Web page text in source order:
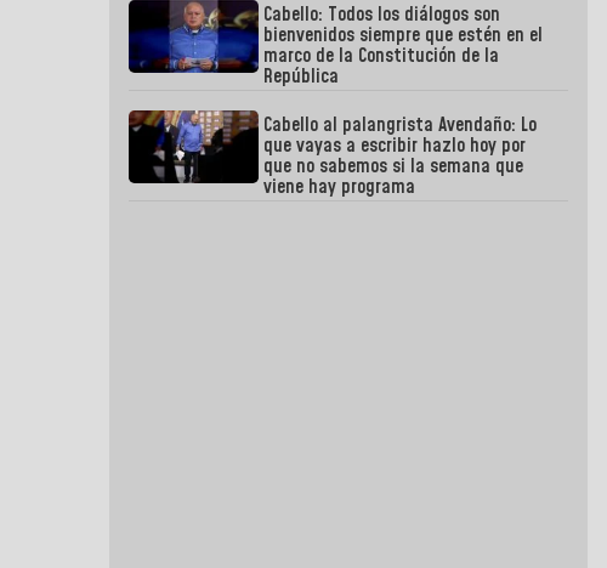
Cabello: Todos los diálogos son
bienvenidos siempre que estén en el
marco de la Constitución de la
República
Cabello al palangrista Avendaño: Lo
que vayas a escribir hazlo hoy por
que no sabemos si la semana que
viene hay programa